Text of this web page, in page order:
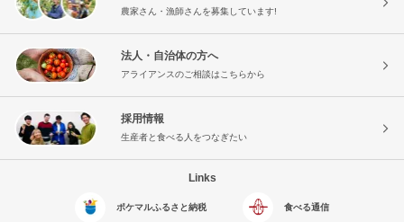
農家さん・漁師さんを募集しています!
法人・自治体の方へ
アライアンスのご相談はこちらから
採用情報
生産者と食べる人をつなぎたい
Links
ポケマルふるさと納税 食べる通信